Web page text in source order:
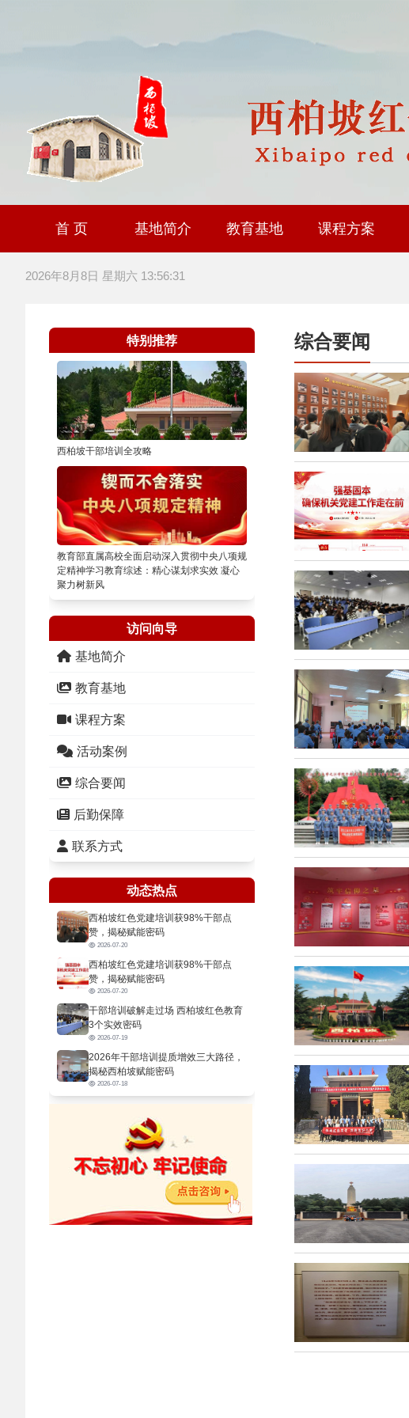
首 页 基地简介 教育基地 课程方案
2026年8月8日 星期六 13:56:31
特别推荐
西柏坡干部培训全攻略
教育部直属高校全面启动深入贯彻中央八项规
定精神学习教育综述：精心谋划求实效 凝心
聚力树新风
访问向导
基地简介
教育基地
课程方案
活动案例
综合要闻
后勤保障
联系方式
动态热点
西柏坡红色党建培训获98%干部点
赞，揭秘赋能密码
2026-07-20
西柏坡红色党建培训获98%干部点
赞，揭秘赋能密码
2026-07-20
干部培训破解走过场 西柏坡红色教育
3个实效密码
2026-07-19
2026年干部培训提质增效三大路径，
揭秘西柏坡赋能密码
2026-07-18
综合要闻